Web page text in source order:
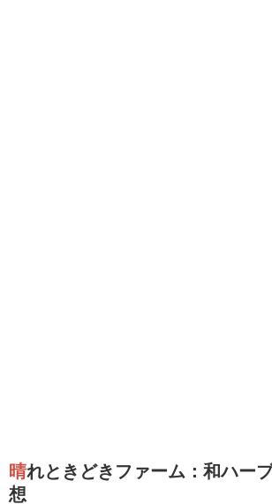
晴れときどきファーム：和ハーブ らら子的感
想